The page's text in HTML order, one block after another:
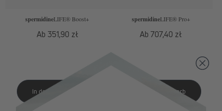
spermidineLIFE® Boost+
Normaler
Ab 351,90 zł
spermidineLIFE® Pro+
Normaler
Ab 707,40 zł